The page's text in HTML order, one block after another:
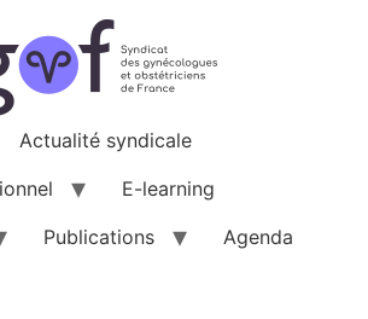
Actualité syndicale
E-learning
Publications
Agenda